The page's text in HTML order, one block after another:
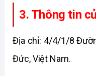
3. Thông tin
Địa chỉ: 4/4/1/8
Đức, Việt Nam.